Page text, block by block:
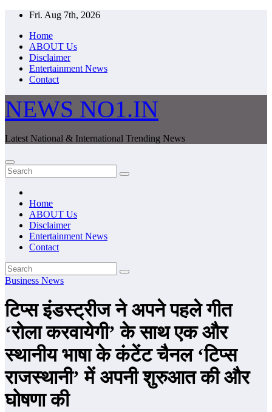
Skip
content
Fri. Aug 7th, 2026
Home
ABOUT Us
Disclaimer
Entertainment News
Contact
NEWS NO1.IN
Latest National & International Trending News
Home
ABOUT Us
Disclaimer
Entertainment News
Contact
Business News
टिप्स इंडस्ट्रीज ने अपने पहले गीत
‘रोला करवायेगी’ के साथ एक और
स्थानीय भाषा के कंटेंट चैनल ‘टिप्स
राजस्थानी’ में अपनी शुरुआत की और
घोषणा की